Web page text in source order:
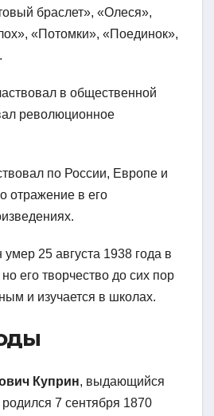
браслет», «Олеся»,
«Потомки», «Поединок»,
в общественной
революционное
по России, Европе и
отражение в его
25 августа 1938 года в
его творчество до сих пор
и изучается в школах.
Куприн, выдающийся
родился 7 сентября 1870